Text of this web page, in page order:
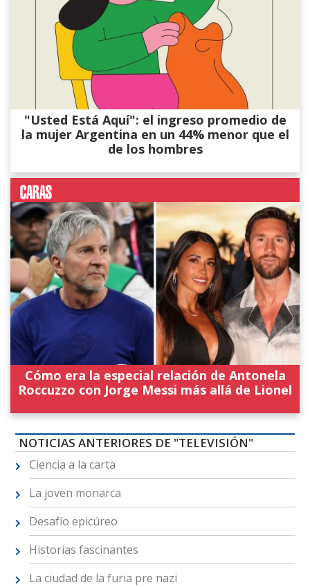
"Usted Está Aquí": el ingreso promedio de
la mujer Argentina en un 44% menor que el
de los hombres
Cómo era la especial relación de Antonela
Roccuzzo con Jorge Messi más allá de Lionel
NOTICIAS ANTERIORES DE "TELEVISIÓN"
Ciencia a la carta
La joven monarca
Desafío epicúreo
Historias fascinantes
La ciudad de la furia pre nazi